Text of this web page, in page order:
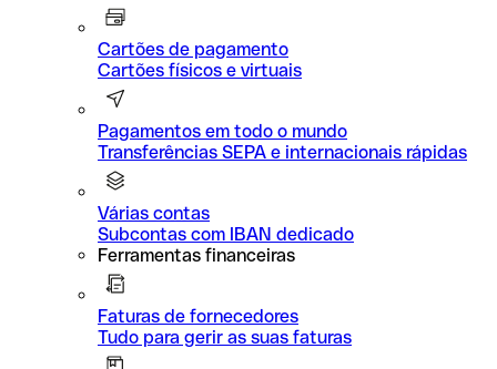
Cartões de pagamento
Cartões físicos e virtuais
Pagamentos em todo o mundo
Transferências SEPA e internacionais rápidas
Várias contas
Subcontas com IBAN dedicado
Ferramentas financeiras
Faturas de fornecedores
Tudo para gerir as suas faturas